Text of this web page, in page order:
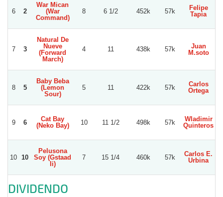
6 2
War Mican
(War
Command)
8 6 1/2 452k 57k
Felipe
Tapia
7 3
Natural De
Nueve
(Forward
March)
4 11 438k 57k
Juan
M.soto
8 5
Baby Beba
(Lemon
Sour)
5 11 422k 57k
Carlos
Ortega
9 6
Cat Bay
(Neko Bay)
10 11 1/2 498k 57k
Wladimir
Quinteros
10 10
Pelusona
Soy (Gstaad
Ii)
7 15 1/4 460k 57k
Carlos E.
Urbina
DIVIDENDO